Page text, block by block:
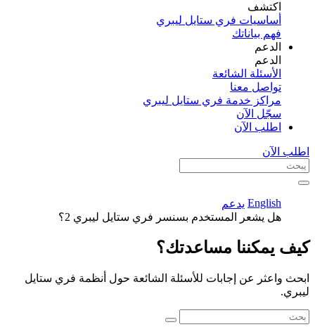
اكتشف​
أساسيات فري ستايل ليبري
فهم بياناتك
الدعم
الدعم
الأسئلة الشائعة
تواصل معنا
مراكز خدمة فري ستايل ليبري
سجّل الآن​
اطلب الآن
اطلب الآن
English يدعم
هل يشعر المستخدم بسنسر فري ستايل ليبري 2؟
كيف يمكننا مساعدتك؟
ابحث واعثر عن إجابات للأسئلة الشائعة حول أنظمة فري ستايل
ليبري.